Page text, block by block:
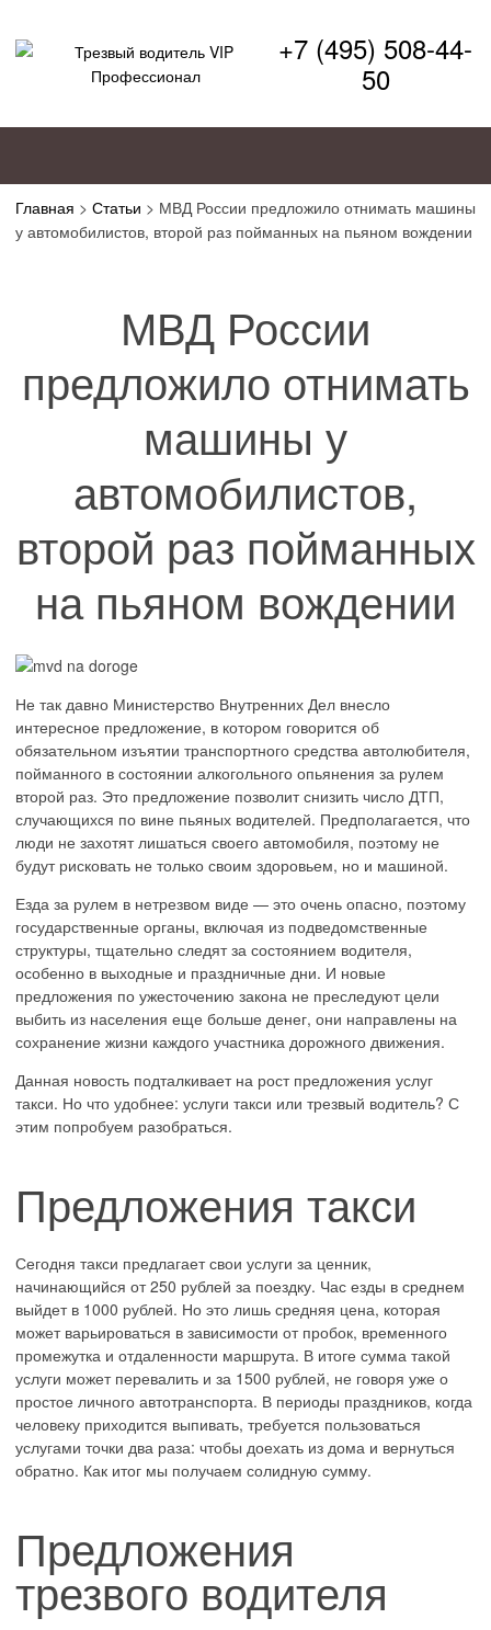
+7 (495) 508-44-
50
Главная > Статьи > МВД России предложило отнимать машины
у автомобилистов, второй раз пойманных на пьяном вождении
МВД России
предложило отнимать
машины у
автомобилистов,
второй раз пойманных
на пьяном вождении
Не так давно Министерство Внутренних Дел внесло
интересное предложение, в котором говорится об
обязательном изъятии транспортного средства автолюбителя,
пойманного в состоянии алкогольного опьянения за рулем
второй раз. Это предложение позволит снизить число ДТП,
случающихся по вине пьяных водителей. Предполагается, что
люди не захотят лишаться своего автомобиля, поэтому не
будут рисковать не только своим здоровьем, но и машиной.
Езда за рулем в нетрезвом виде — это очень опасно, поэтому
государственные органы, включая из подведомственные
структуры, тщательно следят за состоянием водителя,
особенно в выходные и праздничные дни. И новые
предложения по ужесточению закона не преследуют цели
выбить из населения еще больше денег, они направлены на
сохранение жизни каждого участника дорожного движения.
Данная новость подталкивает на рост предложения услуг
такси. Но что удобнее: услуги такси или трезвый водитель? С
этим попробуем разобраться.
Предложения такси
Сегодня такси предлагает свои услуги за ценник,
начинающийся от 250 рублей за поездку. Час езды в среднем
выйдет в 1000 рублей. Но это лишь средняя цена, которая
может варьироваться в зависимости от пробок, временного
промежутка и отдаленности маршрута. В итоге сумма такой
услуги может перевалить и за 1500 рублей, не говоря уже о
простое личного автотранспорта. В периоды праздников, когда
человеку приходится выпивать, требуется пользоваться
услугами точки два раза: чтобы доехать из дома и вернуться
обратно. Как итог мы получаем солидную сумму.
Предложения
трезвого водителя